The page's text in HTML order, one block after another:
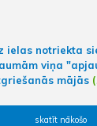
ielas notriekta
viņa
mājās
skatīt nākošo